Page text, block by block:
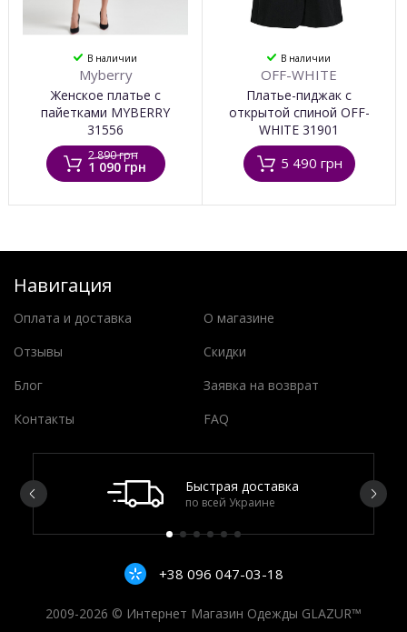
В наличии
Myberry
Женское платье с
пайетками MYBERRY
31556
2 890 грн
1 090 грн
В наличии
OFF-WHITE
Платье-пиджак с
открытой спиной OFF-
WHITE 31901
5 490 грн
Навигация
Оплата и доставка
О магазине
Отзывы
Скидки
Блог
Заявка на возврат
Контакты
FAQ
Быстрая доставка
по всей Украине
+38 096 047-03-18
2009-2026 © Интернет Магазин Одежды GLAZUR™